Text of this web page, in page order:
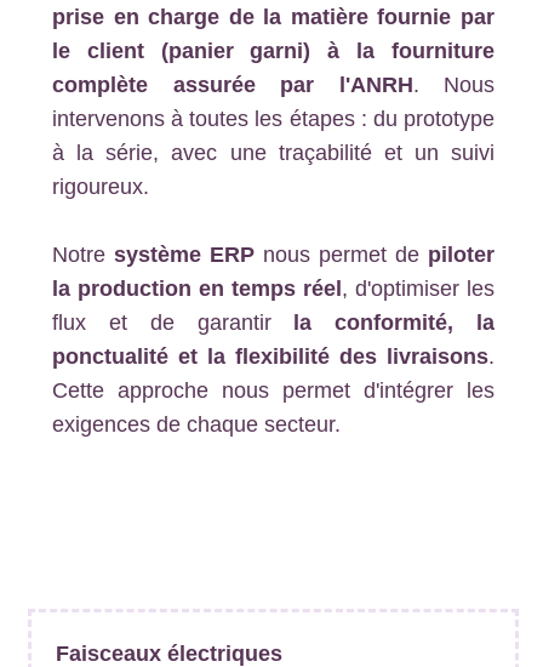
prise en charge de la matière fournie par
le client (panier garni) à la fourniture
complète assurée par l'ANRH. Nous
intervenons à toutes les étapes : du prototype
à la série, avec une traçabilité et un suivi
rigoureux.
Notre système ERP nous permet de piloter
la production en temps réel , d'optimiser les
flux et de garantir
la conformité, la
ponctualité et la flexibilité des livraisons.
Cette approche nous permet d'intégrer les
exigences de chaque secteur.
Faisceaux électriques